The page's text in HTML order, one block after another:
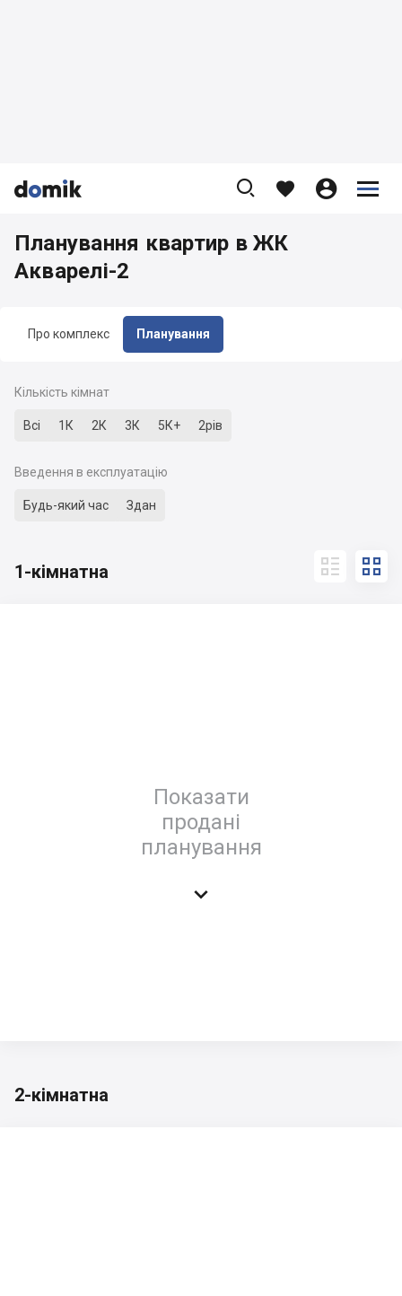


    


Про комплекс Планування
Планування квартир в ЖК
Акварелі-2
Кількість кімнат
Всі 1К 2К 3К 5К+ 2рів
Введення в експлуатацію
Будь-який час Здан
1-кімнатна  
Показати
продані
планування

2-кімнатна